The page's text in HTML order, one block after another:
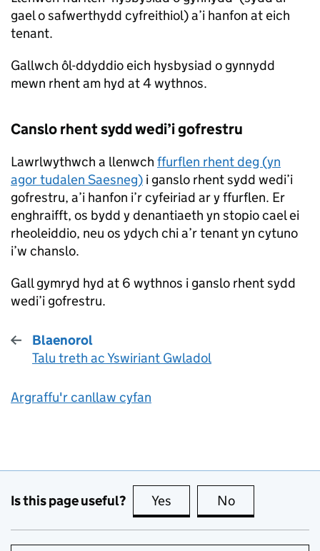
gael o safwerthydd cyfreithiol) a’i hanfon at eich
tenant.
Gallwch ôl-ddyddio eich hysbysiad o gynnydd
mewn rhent am hyd at 4 wythnos.
Canslo rhent sydd wedi’i gofrestru
Lawrlwythwch a llenwch ffurflen rhent deg (yn
agor tudalen Saesneg) i ganslo rhent sydd wedi’i
gofrestru, a’i hanfon i’r cyfeiriad ar y ffurflen. Er
enghraifft, os bydd y denantiaeth yn stopio cael ei
rheoleiddio, neu os ydych chi a’r tenant yn cytuno
i’w chanslo.
Gall gymryd hyd at 6 wythnos i ganslo rhent sydd
wedi’i gofrestru.
Blaenorol
:
Talu treth ac Yswiriant Gwladol
Argraffu'r canllaw cyfan
Is this page useful? Yes this page is useful
No